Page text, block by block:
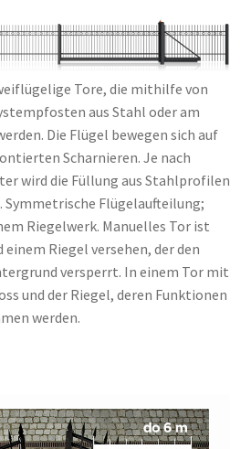
Tore, die mithilfe von
aus Stahl oder am
Die Flügel bewegen sich auf
Scharnieren. Je nach
wird die Füllung aus Stahlprofilen
Flügelaufteilung;
Riegelwerk. Manuelles Tor ist
Riegel versehen, der den
versperrt. In einem Tor mit
und der Riegel, deren Funktionen
werden.